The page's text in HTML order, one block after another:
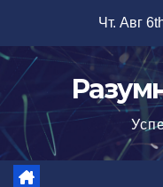
содержимому
Чт. Авг